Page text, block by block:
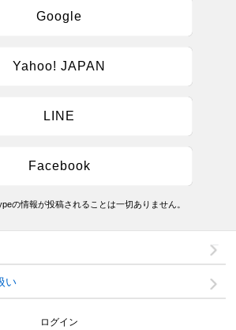
Google
Yahoo! JAPAN
LINE
Facebook
の情報が投稿されることは一切ありません。
い
ログイン